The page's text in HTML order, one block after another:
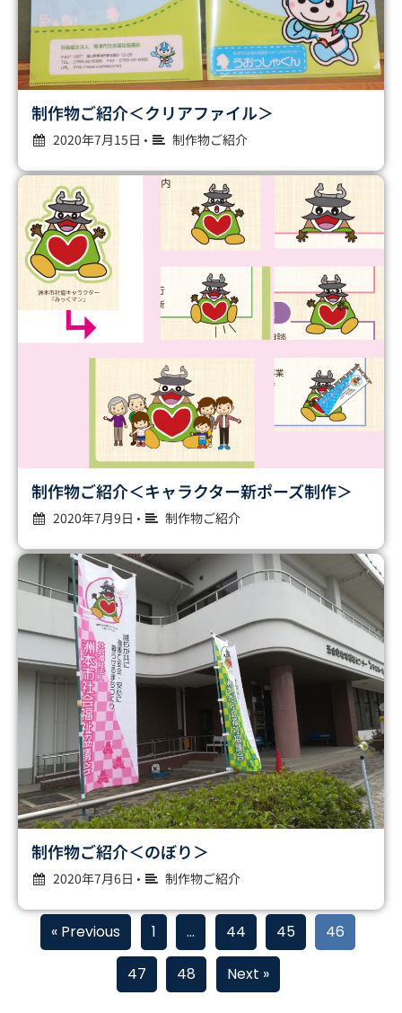
制作物ご紹介＜クリアファイル＞
2020年7月15日 • 制作物ご紹介
制作物ご紹介＜キャラクター新ポーズ制作＞
2020年7月9日 • 制作物ご紹介
制作物ご紹介＜のぼり＞
2020年7月6日 • 制作物ご紹介
« Previous 1 … 44 45 46
47 48 Next »